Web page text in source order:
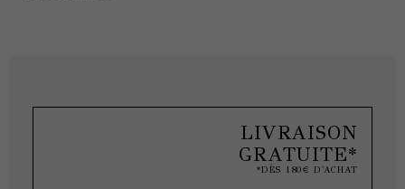
LIVRAISON
GRATUITE*
*DÈS 180€ D'ACHAT